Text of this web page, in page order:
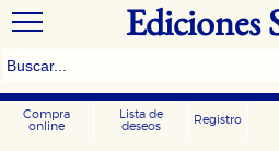
Ediciones
Compra
online
Lista de
deseos
Registro